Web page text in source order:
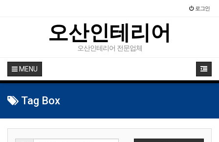
로그인
오산인테리어
오산인테리어 전문업체
MENU
Tag Box